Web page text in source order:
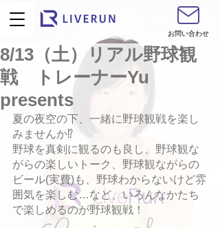
お問い合わせ
8/13（土）リアル野球観
戦 トレーナーYu
presents
夏の夜空の下、一緒に野球観戦を楽し
みませんか⁉︎
野球を真剣に観るのも良し、野球観な
がらの楽しいトーク、野球観ながらの
ビール(実費)も、野球わからないけど雰
囲気を楽しむ…など、いろんなかたち
で楽しめるのが野球観戦！